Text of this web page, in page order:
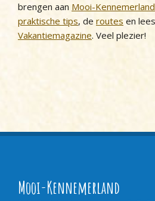
brengen aan Mooi-Kennemerland
praktische tips, de routes en
Vakantiemagazine. Veel plezier!
Mooi-Kennemerland